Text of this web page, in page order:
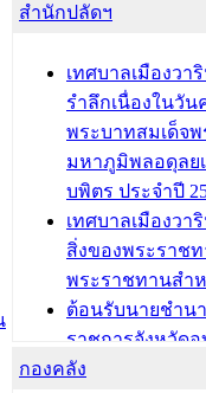
สำนักปลัดฯ
เทศบาลเมืองว
รำลึกเนื่องในวั
พระบาทสมเด็จ
มหาภูมิพลอดุลย
บพิตร ประจำปี
เทศบาลเมืองว
สิ่งของพระราช
พระราชทานสำห
ต้อนรับนายชำน
ราชการจังหวัด
ความเรียบร้อยข
กองคลัง